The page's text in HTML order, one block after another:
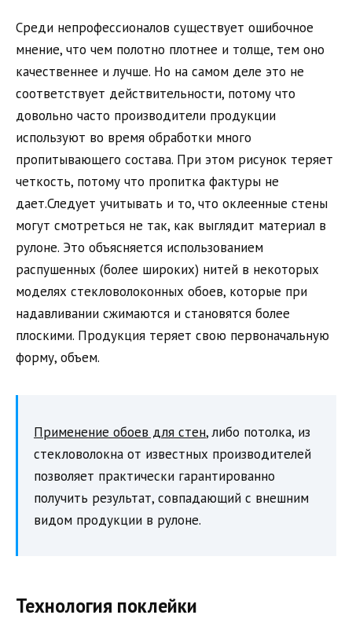
Среди непрофессионалов существует ошибочное
мнение, что чем полотно плотнее и толще, тем оно
качественнее и лучше. Но на самом деле это не
соответствует действительности, потому что
довольно часто производители продукции
используют во время обработки много
пропитывающего состава. При этом рисунок теряет
четкость, потому что пропитка фактуры не
дает.Следует учитывать и то, что оклеенные стены
могут смотреться не так, как выглядит материал в
рулоне. Это объясняется использованием
распушенных (более широких) нитей в некоторых
моделях стекловолоконных обоев, которые при
надавливании сжимаются и становятся более
плоскими. Продукция теряет свою первоначальную
форму, объем.
Применение обоев для стен, либо потолка, из
стекловолокна от известных производителей
позволяет практически гарантированно
получить результат, совпадающий с внешним
видом продукции в рулоне.
Технология поклейки